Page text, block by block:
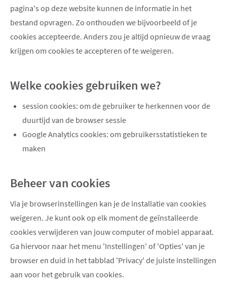
pagina's op deze website kunnen de informatie in het
bestand opvragen. Zo onthouden we bijvoorbeeld of je
cookies accepteerde. Anders zou je altijd opnieuw de vraag
krijgen om cookies te accepteren of te weigeren.
Welke cookies gebruiken we?
session cookies: om de gebruiker te herkennen voor de
duurtijd van de browser sessie
Google Analytics cookies: om gebruikersstatistieken te
maken
Beheer van cookies
Via je browserinstellingen kan je de installatie van cookies
weigeren. Je kunt ook op elk moment de geïnstalleerde
cookies verwijderen van jouw computer of mobiel apparaat.
Ga hiervoor naar het menu 'Instellingen' of 'Opties' van je
browser en duid in het tabblad 'Privacy' de juiste instellingen
aan voor het gebruik van cookies.